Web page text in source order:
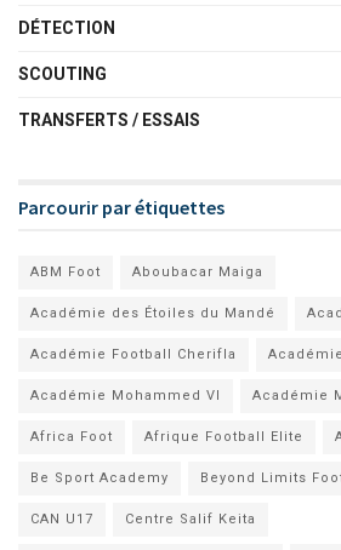
DÉTECTION
SCOUTING
TRANSFERTS / ESSAIS
Parcourir par étiquettes
ABM Foot Aboubacar Maiga
Académie des Étoiles du Mandé
Académie Football Cherifla
Académie Mohammed VI Académie
Africa Foot Afrique Football Elite
Be Sport Academy Beyond Limits
CAN U17 Centre Salif Keita